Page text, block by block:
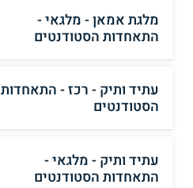
מלגת אמאן - מלגאי -
התאחדות הסטודנטים
עתיד ותיק - רכז - התאחדות
הסטודנטים
עתיד ותיק - מלגאי -
התאחדות הסטודנטים